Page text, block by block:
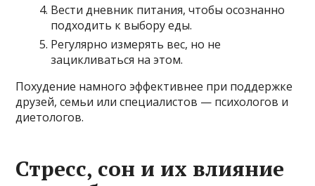
Вести дневник питания, чтобы осознанно
подходить к выбору еды.
Регулярно измерять вес, но не
зацикливаться на этом.
Похудение намного эффективнее при поддержке
друзей, семьи или специалистов — психологов и
диетологов.
Стресс, сон и их влияние